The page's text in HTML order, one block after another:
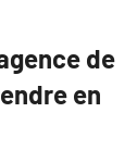
de
en